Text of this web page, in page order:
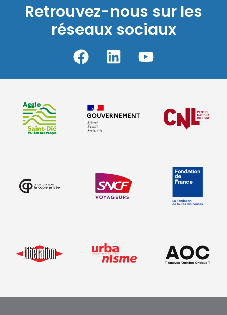
Retrouvez-nous sur les
réseaux sociaux